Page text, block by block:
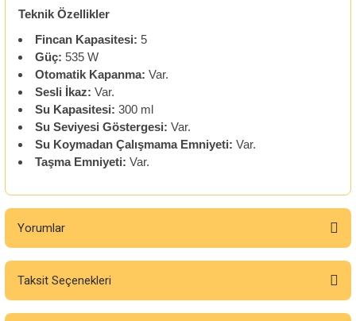
Teknik Özellikler
Fincan Kapasitesi: 5
Güç: 535 W
Otomatik Kapanma: Var.
Sesli İkaz: Var.
Su Kapasitesi: 300 ml
Su Seviyesi Göstergesi: Var.
Su Koymadan Çalışmama Emniyeti: Var.
Taşma Emniyeti: Var.
Yorumlar
Bu ürüne ilk yorumu siz yapın!
Taksit Seçenekleri